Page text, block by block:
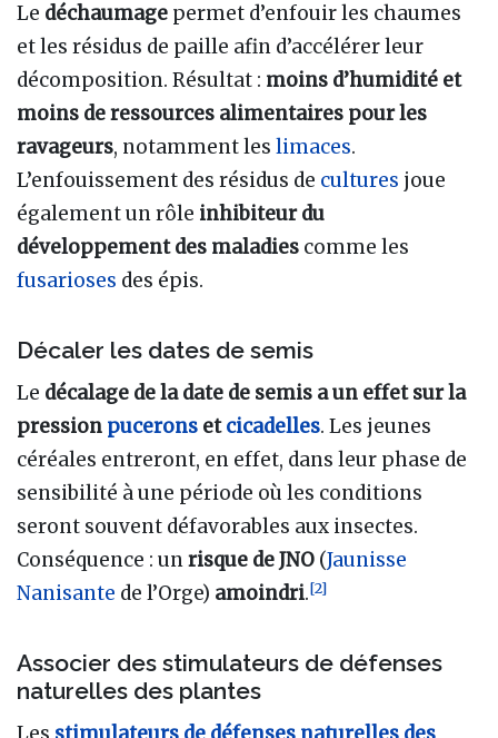
Le déchaumage permet d’enfouir les chaumes
et les résidus de paille afin d’accélérer leur
décomposition. Résultat : moins d’humidité et
moins de ressources alimentaires pour les
ravageurs, notamment les limaces.
L’enfouissement des résidus de cultures joue
également un rôle inhibiteur du
développement des maladies comme les
fusarioses des épis.
Décaler les dates de semis
Le décalage de la date de semis a un effet sur la
pression pucerons etcicadelles. Les jeunes
céréales entreront, en effet, dans leur phase de
sensibilité à une période où les conditions
seront souvent défavorables aux insectes.
Conséquence : unrisque de JNO (Jaunisse
Nanisante de l’Orge) amoindri.[2]
Associer des stimulateurs de défenses
naturelles des plantes